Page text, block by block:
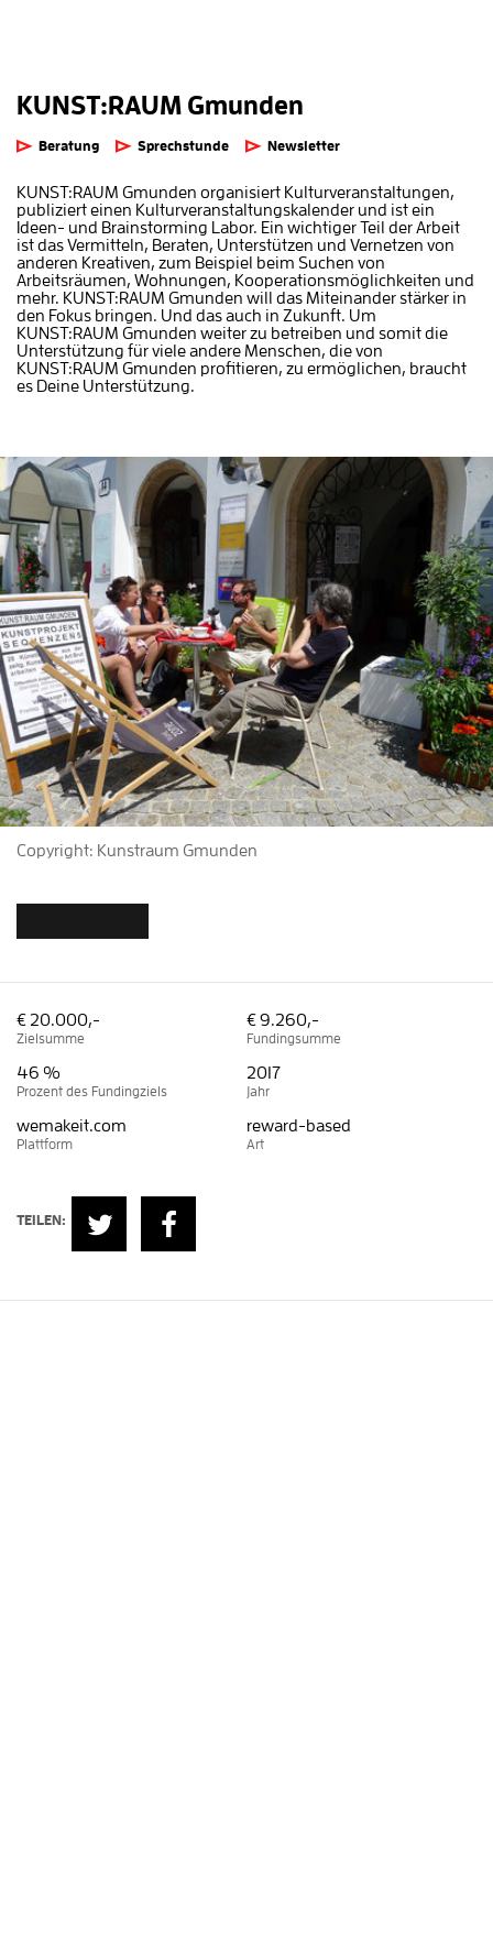
KUNST:RAUM Gmunden
Beratung Sprechstunde Newsletter
KUNST:RAUM Gmunden organisiert Kulturveranstaltungen,
publiziert einen Kulturveranstaltungskalender und ist ein
Ideen- und Brainstorming Labor. Ein wichtiger Teil der Arbeit
ist das Vermitteln, Beraten, Unterstützen und Vernetzen von
anderen Kreativen, zum Beispiel beim Suchen von
Arbeitsräumen, Wohnungen, Kooperationsmöglichkeiten und
mehr. KUNST:RAUM Gmunden will das Miteinander stärker in
den Fokus bringen. Und das auch in Zukunft. Um
KUNST:RAUM Gmunden weiter zu betreiben und somit die
Unterstützung für viele andere Menschen, die von
KUNST:RAUM Gmunden profitieren, zu ermöglichen, braucht
es Deine Unterstützung.
Copyright: Kunstraum Gmunden
€ 20.000,-
Zielsumme
€ 9.260,-
Fundingsumme
46 %
Prozent des Fundingziels
2017
Jahr
wemakeit.com
Plattform
reward-based
Art
TEILEN: